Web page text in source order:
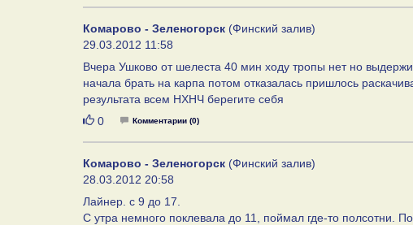
Комарово - Зеленогорск (Финский залив)
29.03.2012 11:58
Вчера Ушково от шелеста 40 мин ходу тропы нет но
начала брать на карпа потом отказалась пришлось
результата всем НХНЧ берегите себя
Нравится
0 Комментарии (0)
Комарово - Зеленогорск (Финский залив)
28.03.2012 20:58
Лайнер. с 9 до 17.
С утра немного поклевала до 11, поймал где-то полсотни.